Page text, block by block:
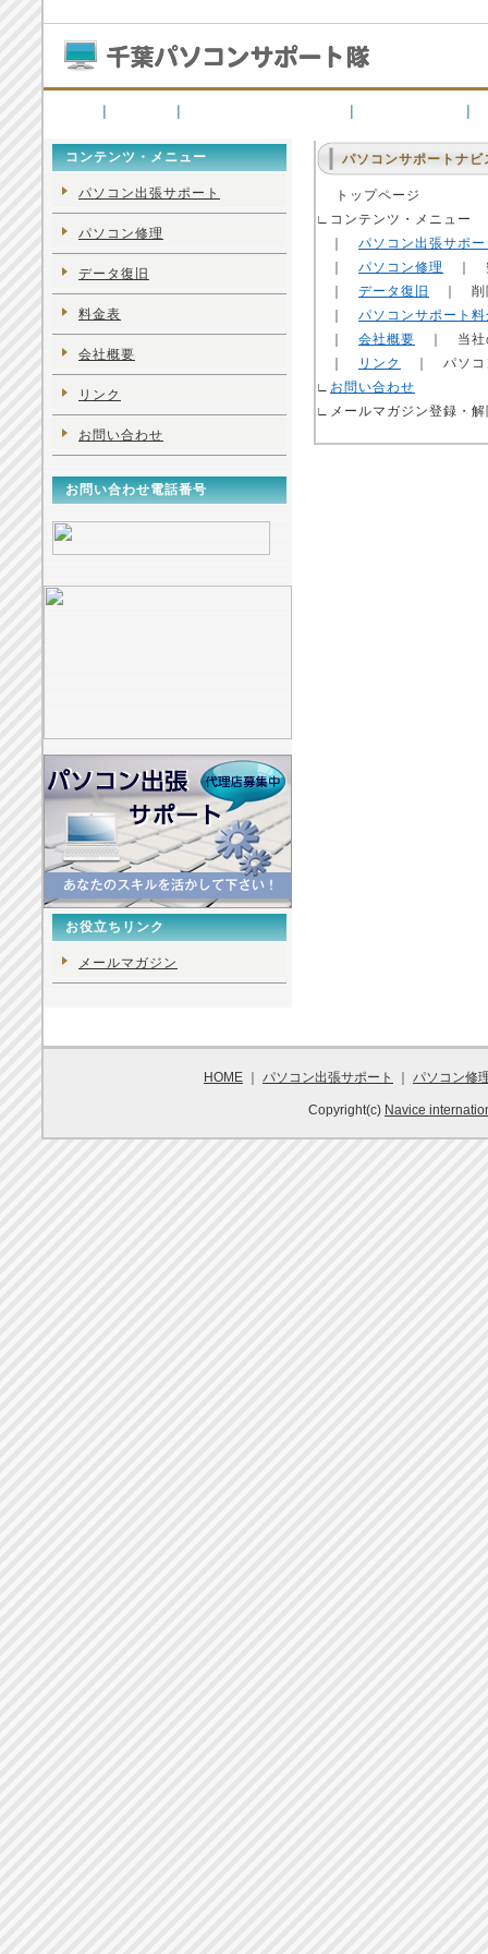
パソコンサポートナ
トップページ
∟ コンテンツ・メニュー
パソコン出張サポ
パソコン修理
｜ 突
データ復旧
｜ 削
パソコンサポート
会社概要 ｜ 当社
リンク
｜ パソコ
∟ お問い合わせ
∟ メールマガジン登録・
コンテンツ・メニュー
パソコン出張サポート
パソコン修理
データ復旧
料金表
会社概要
リンク
お問い合わせ
お問い合わせ電話番号
お役立ちリンク
メールマガジン
HOME パソコン出張サポート パソコン修
Copyright(c) Navice